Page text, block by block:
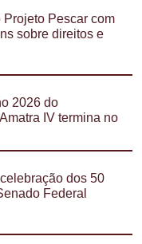
Pescar com
sobre direitos e
2026 do
IV termina no
dos 50
Federal